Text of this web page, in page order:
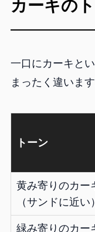
カーキの
一口にカーキと
まったく違います
トーン
黄み寄りのカー
（サンドに近い）
緑み寄りのカー